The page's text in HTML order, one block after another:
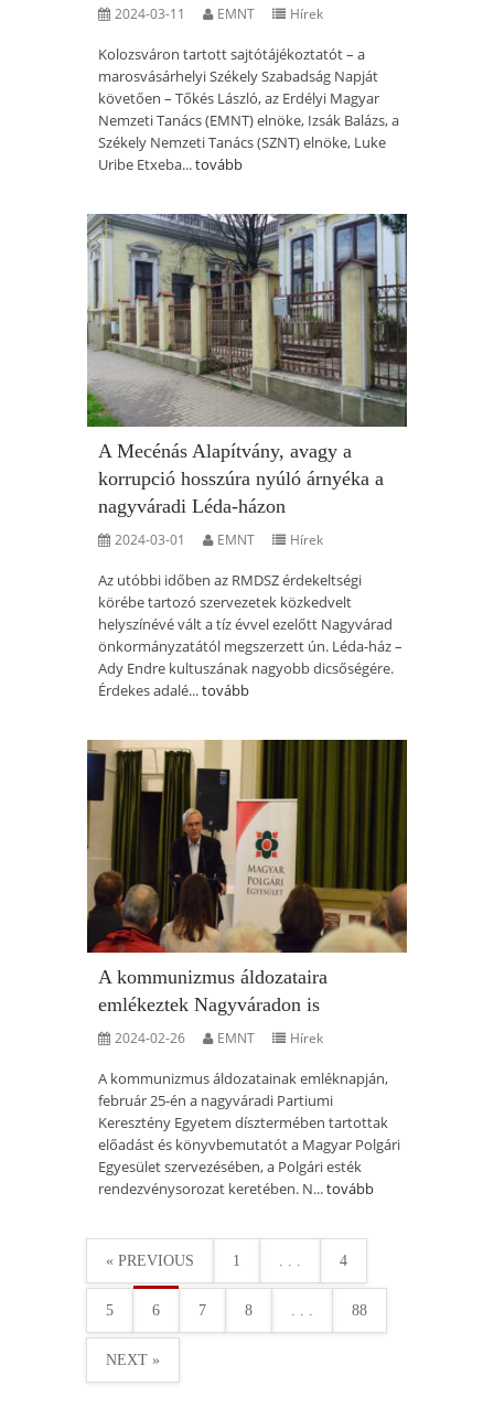
2024-03-11 EMNT Hírek
Kolozsváron tartott sajtótájékoztatót – a
marosvásárhelyi Székely Szabadság Napját
követően – Tőkés László, az Erdélyi Magyar
Nemzeti Tanács (EMNT) elnöke, Izsák Balázs, a
Székely Nemzeti Tanács (SZNT) elnöke, Luke
Uribe Etxeba...tovább
A Mecénás Alapítvány, avagy a
korrupció hosszúra nyúló árnyéka a
nagyváradi Léda-házon
2024-03-01 EMNT Hírek
Az utóbbi időben az RMDSZ érdekeltségi
körébe tartozó szervezetek közkedvelt
helyszínévé vált a tíz évvel ezelőtt Nagyvárad
önkormányzatától megszerzett ún. Léda-ház –
Ady Endre kultuszának nagyobb dicsőségére.
Érdekes adalé...tovább
A kommunizmus áldozataira
emlékeztek Nagyváradon is
2024-02-26 EMNT Hírek
A kommunizmus áldozatainak emléknapján,
február 25-én a nagyváradi Partiumi
Keresztény Egyetem dísztermében tartottak
előadást és könyvbemutatót a Magyar Polgári
Egyesület szervezésében, a Polgári esték
rendezvénysorozat keretében. N...tovább
« PREVIOUS 1 . . . 4
5 6 7 8 . . . 88
NEXT »